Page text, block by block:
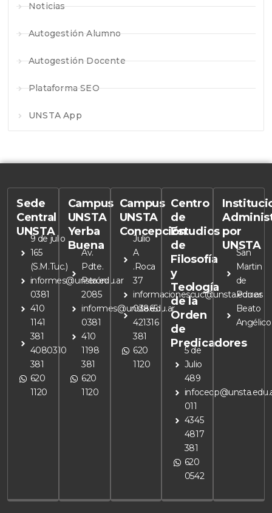
Noticias
Autogestión Alumno
Autogestión Docente
Plataforma SEO
UNSTA App
Sede
Central
UNSTA
9 de julio
165
(S.M.Tuc.)
informes@unsta.edu.ar
0381
410
1141
381
4080310
381
620
1120
Campus
UNSTA
Yerba
Buena
Av.
Pdte.
Perón
2085
informes@unsta.edu.ar
0381
410
1198
381
620
1120
Campus
UNSTA
Concepción
Julio
A
.Roca
37
informacionescuc@unsta.edu.ar
03865
421316
381
620
1120
Centro
de
Estudios
de
Filosofía
y
Teología
de la
Orden
de
Predicadores
5 de
Julio
489
011
4345
4817
381
620
0542
por
UNSTA
San
Martin
de
Porres
Beato
Angélico